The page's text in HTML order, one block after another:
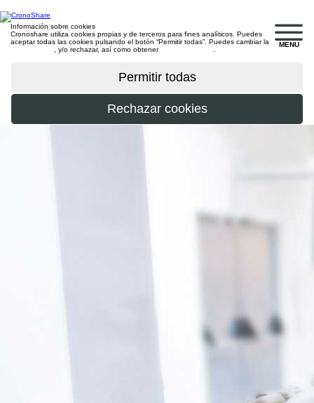
MENU
Información sobre cookies
Cronoshare utiliza cookies propias y de terceros para fines analíticos. Puedes
aceptar todas las cookies pulsando el botón “Permitir todas”. Puedes cambiar la
, y/o rechazar, así como obtener